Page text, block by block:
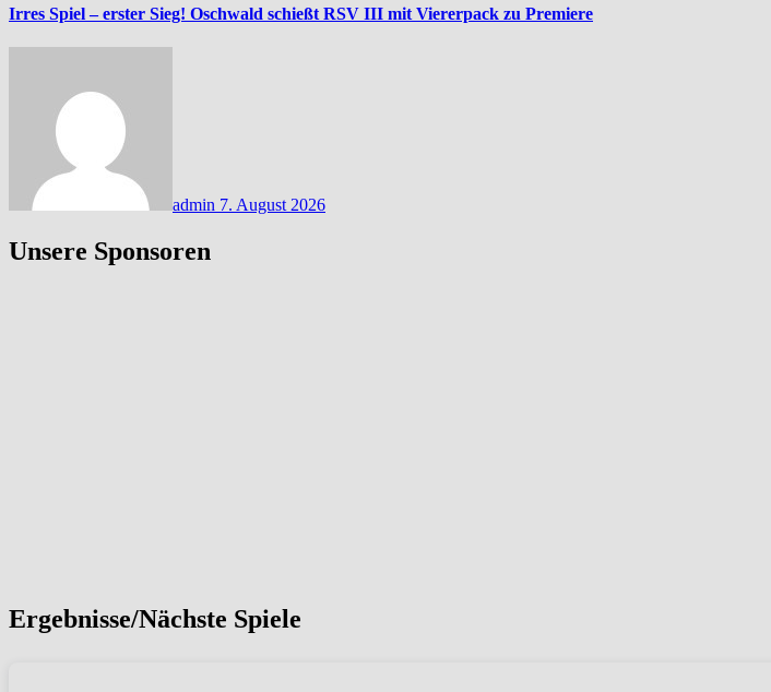
Irres Spiel – erster Sieg! Oschwald schießt RSV III mit Viererpack zu Premiere
admin 7. August 2026
Unsere Sponsoren
Ergebnisse/Nächste Spiele